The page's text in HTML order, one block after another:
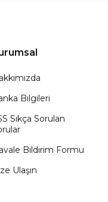
Bilgileri
Sıkça Sorulan
Bildirim Formu
Ulaşın